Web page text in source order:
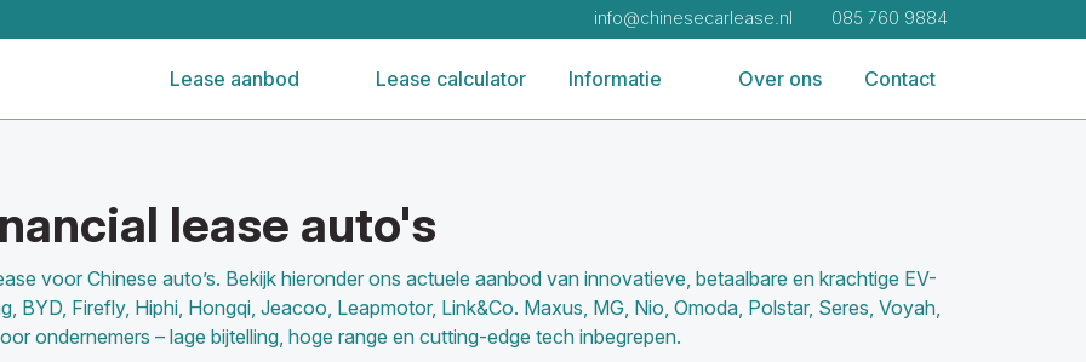
info@chinesecarlease.nl 085 760 9884
Lease aanbod Lease calculator Informatie Over ons Contact
lease auto's
voor Chinese auto’s. Bekijk hieronder ons actuele aanbod van innovatieve, betaalbare en krachtige EV-
BYD, Firefly, Hiphi, Hongqi, Jeacoo, Leapmotor, Link&Co. Maxus, MG, Nio, Omoda, Polstar, Seres, Voyah,
ondernemers – lage bijtelling, hoge range en cutting-edge tech inbegrepen.